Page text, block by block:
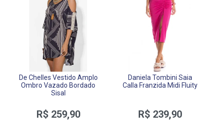
De Chelles Vestido Amplo
Ombro Vazado Bordado
Sisal
R$ 259,90
Daniela Tombini Saia
Calla Franzida Midi Fluity
R$ 239,90